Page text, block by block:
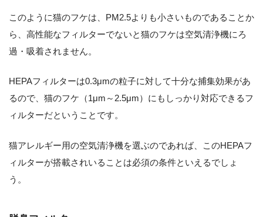
このように猫のフケは、PM2.5よりも小さいものであることか
ら、高性能なフィルターでないと猫のフケは空気清浄機にろ
過・吸着されません。
HEPAフィルターは0.3μmの粒子に対して十分な捕集効果があ
るので、猫のフケ（1μm～2.5μm）にもしっかり対応できるフ
ィルターだということです。
猫アレルギー用の空気清浄機を選ぶのであれば、このHEPAフ
ィルターが搭載されいることは必須の条件といえるでしょ
う。